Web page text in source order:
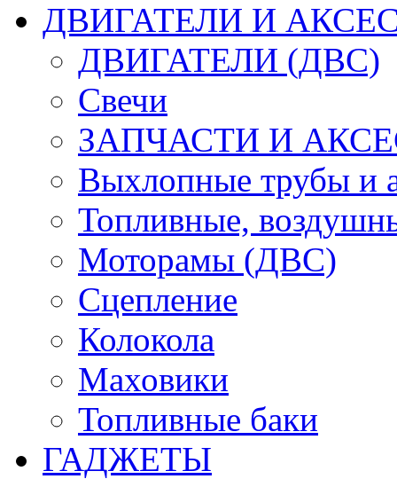
ДВИГАТЕЛИ И
ДВИГАТЕЛИ (ДВС)
Свечи
ЗАПЧАСТИ И
Выхлопные трубы и
Топливные,
Моторамы (ДВС)
Сцепление
Колокола
Маховики
Топливные баки
ГАДЖЕТЫ